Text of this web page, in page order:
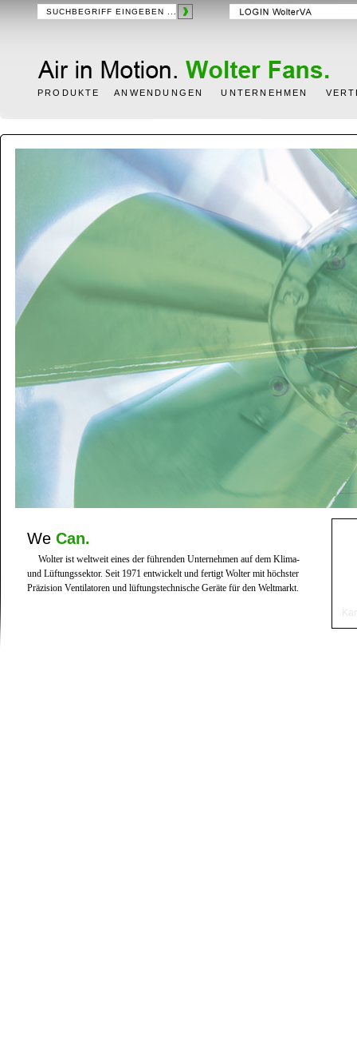
PRODUKTE ANWENDUNGEN UNTERNEHMEN
We Can.
Wolter ist weltweit eines der führenden Unternehmen auf dem Klima-
und Lüftungssektor. Seit 1971 entwickelt und fertigt Wolter mit höchster
Präzision Ventilatoren und lüftungstechnische Geräte für den Weltmarkt.